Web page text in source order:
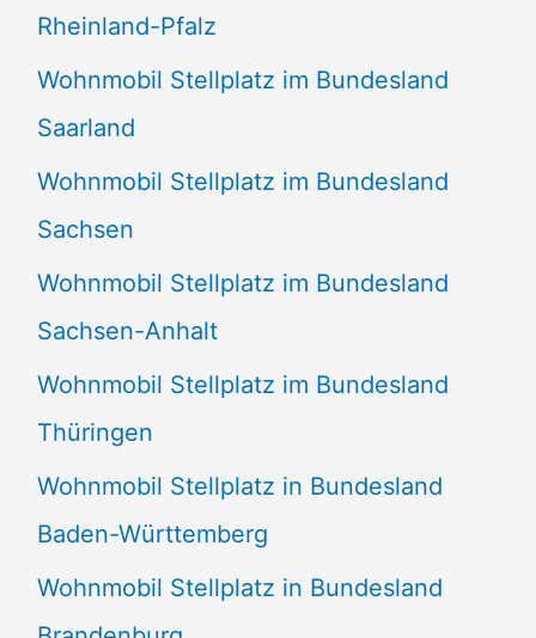
Rheinland-Pfalz
Wohnmobil Stellplatz im Bundesland
Saarland
Wohnmobil Stellplatz im Bundesland
Sachsen
Wohnmobil Stellplatz im Bundesland
Sachsen-Anhalt
Wohnmobil Stellplatz im Bundesland
Thüringen
Wohnmobil Stellplatz in Bundesland
Baden-Württemberg
Wohnmobil Stellplatz in Bundesland